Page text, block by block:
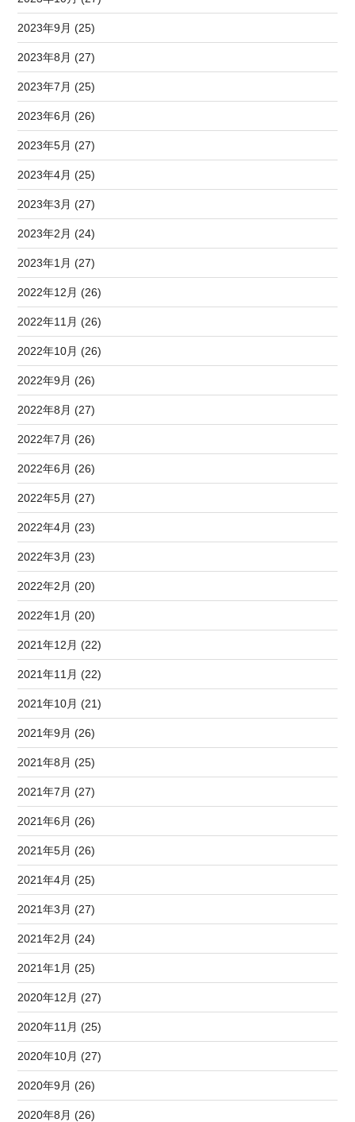
2023年9月 (25)
2023年8月 (27)
2023年7月 (25)
2023年6月 (26)
2023年5月 (27)
2023年4月 (25)
2023年3月 (27)
2023年2月 (24)
2023年1月 (27)
2022年12月 (26)
2022年11月 (26)
2022年10月 (26)
2022年9月 (26)
2022年8月 (27)
2022年7月 (26)
2022年6月 (26)
2022年5月 (27)
2022年4月 (23)
2022年3月 (23)
2022年2月 (20)
2022年1月 (20)
2021年12月 (22)
2021年11月 (22)
2021年10月 (21)
2021年9月 (26)
2021年8月 (25)
2021年7月 (27)
2021年6月 (26)
2021年5月 (26)
2021年4月 (25)
2021年3月 (27)
2021年2月 (24)
2021年1月 (25)
2020年12月 (27)
2020年11月 (25)
2020年10月 (27)
2020年9月 (26)
2020年8月 (26)